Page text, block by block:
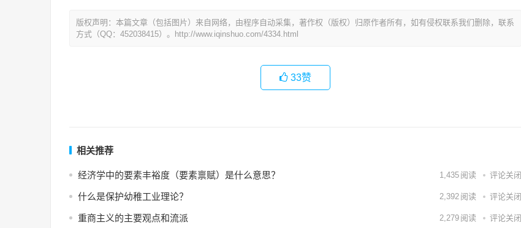
版权声明：本篇文章（包括图片）来自网络，由程序自动采集，著作权（版权）归原作者所有，如有侵权联系我们删除，联系
方式（QQ：452038415）。http://www.iqinshuo.com/4334.html
33赞
相关推荐
经济学中的要素丰裕度（要素禀赋）是什么意思？ 1,435 阅读 评论关闭
什么是保护幼稚工业理论？ 2,392 阅读 评论关闭
重商主义的主要观点和流派 2,279 阅读 评论关闭